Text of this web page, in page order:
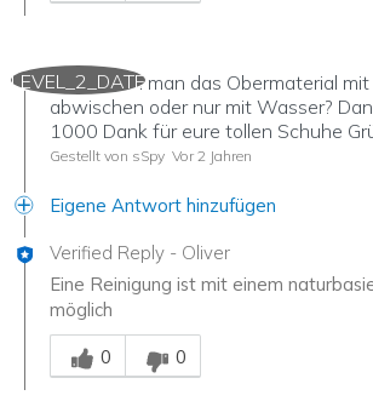
LEVEL_2_DATE
Hallo, kann man das Obermaterial
abwischen oder nur mit Wasser?
1000 Dank für eure tollen Schuhe
Gestellt von sSpy Vor 2 Jahren
Eigene Antwort hinzufügen
Verified Reply - Oliver
Eine Reinigung ist mit einem
möglich
Mitarbeiter-Gutachter
0
0